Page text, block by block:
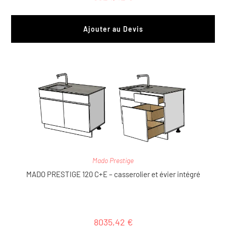
Ajouter au Devis
Mado Prestige
MADO PRESTIGE 120 C+E – casserolier et évier intégré
8035,42 €